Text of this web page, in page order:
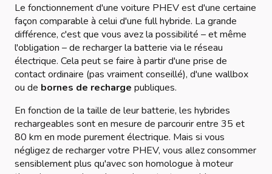
Le fonctionnement d'une voiture PHEV est d'une certaine
façon comparable à celui d'une full hybride. La grande
différence, c'est que vous avez la possibilité – et même
l'obligation – de recharger la batterie via le réseau
électrique. Cela peut se faire à partir d'une prise de
contact ordinaire (pas vraiment conseillé), d'une wallbox
ou de bornes de recharge publiques.
En fonction de la taille de leur batterie, les hybrides
rechargeables sont en mesure de parcourir entre 35 et
80 km en mode purement électrique. Mais si vous
négligez de recharger votre PHEV, vous allez consommer
sensiblement plus qu'avec son homologue à moteur